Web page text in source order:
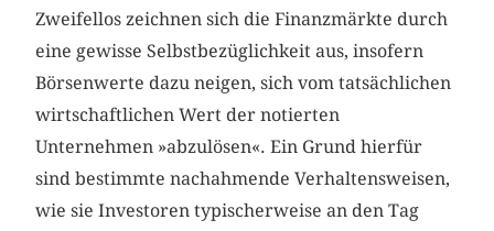
Zweifellos zeichnen sich die Finanzmärkte durch
eine gewisse Selbstbezüglichkeit aus, insofern
Börsenwerte dazu neigen, sich vom tatsächlichen
wirtschaftlichen Wert der notierten
Unternehmen »abzulösen«. Ein Grund hierfür
sind bestimmte nachahmende Verhaltensweisen,
wie sie Investoren typischerweise an den Tag